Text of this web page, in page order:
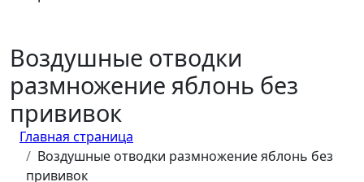
Воздушные отводки
размножение яблонь без
прививок
Главная страница
Воздушные отводки размножение яблонь без
прививок